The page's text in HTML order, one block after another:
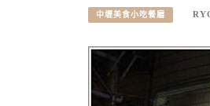
中壢美食小吃餐廳